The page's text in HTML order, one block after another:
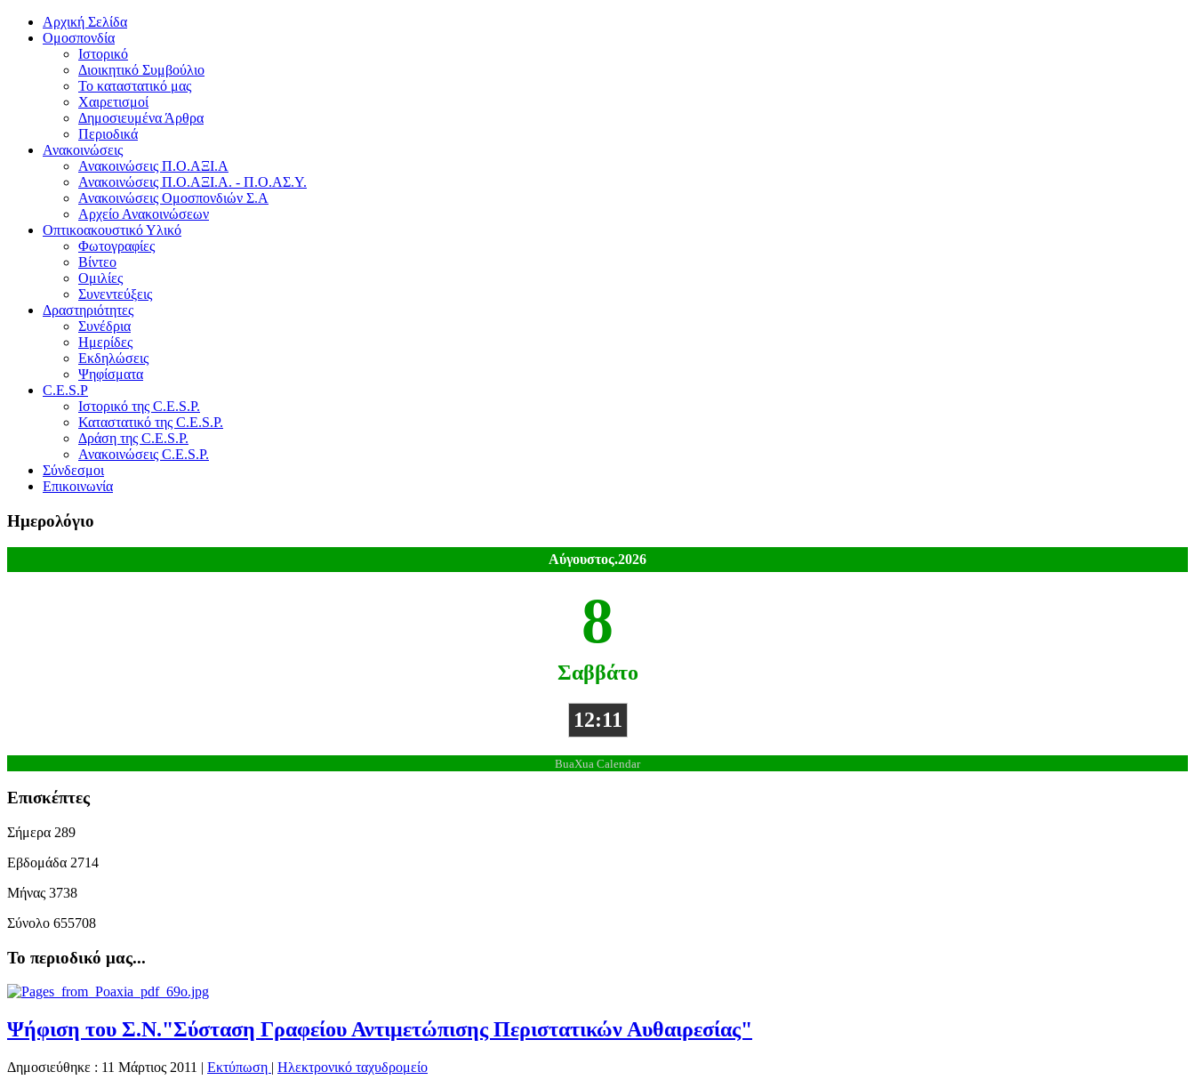
Αρχική Σελίδα
Ομοσπονδία
Ιστορικό
Διοικητικό Συμβούλιο
Το καταστατικό μας
Χαιρετισμοί
Δημοσιευμένα Άρθρα
Περιοδικά
Ανακοινώσεις
Ανακοινώσεις Π.Ο.ΑΞΙ.Α
Ανακοινώσεις Π.Ο.ΑΞΙ.Α. - Π.Ο.ΑΣ.Υ.
Ανακοινώσεις Ομοσπονδιών Σ.Α
Αρχείο Ανακοινώσεων
Οπτικοακουστικό Υλικό
Φωτογραφίες
Βίντεο
Ομιλίες
Συνεντεύξεις
Δραστηριότητες
Συνέδρια
Ημερίδες
Εκδηλώσεις
Ψηφίσματα
C.E.S.P
Ιστορικό της C.E.S.P.
Καταστατικό της C.E.S.P.
Δράση της C.E.S.P.
Ανακοινώσεις C.E.S.P.
Σύνδεσμοι
Επικοινωνία
Ημερολόγιο
Αύγουστος.2026
8
Σαββάτο
12:11
BuaXua Calendar
Επισκέπτες
Σήμερα 289
Εβδομάδα 2714
Μήνας 3738
Σύνολο 655708
Το περιοδικό μας...
Ψήφιση του Σ.Ν."Σύσταση Γραφείου Αντιμετώπισης Περιστατικών Αυθαιρεσίας"
Δημοσιεύθηκε : 11 Μάρτιος 2011 | Εκτύπωση | Ηλεκτρονικό ταχυδρομείο